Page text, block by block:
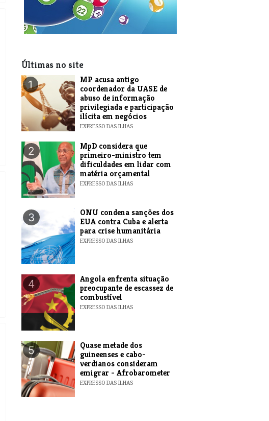
Últimas no site
1
MP acusa antigo
coordenador da UASE de
abuso de informação
privilegiada e participação
ilícita em negócios
EXPRESSO DAS ILHAS
2
MpD considera que
primeiro-ministro tem
dificuldades em lidar com
matéria orçamental
EXPRESSO DAS ILHAS
3
ONU condena sanções dos
EUA contra Cuba e alerta
para crise humanitária
EXPRESSO DAS ILHAS
4
Angola enfrenta situação
preocupante de escassez de
combustível
EXPRESSO DAS ILHAS
5
Quase metade dos
guineenses e cabo-
verdianos consideram
emigrar - Afrobarometer
EXPRESSO DAS ILHAS